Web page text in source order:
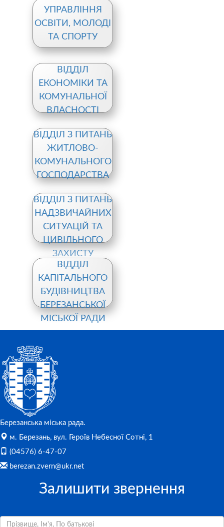
УПРАВЛІННЯ
ОСВІТИ, МОЛОДІ
ТА СПОРТУ
ВІДДІЛ
ЕКОНОМІКИ ТА
КОМУНАЛЬНОЇ
ВЛАСНОСТІ
ВІДДІЛ З ПИТАНЬ
ЖИТЛОВО-
КОМУНАЛЬНОГО
ГОСПОДАРСТВА
ВІДДІЛ З ПИТАНЬ
НАДЗВИЧАЙНИХ
СИТУАЦІЙ ТА
ЦИВІЛЬНОГО
ЗАХИСТУ
НАСЕЛЕННЯ
ВІДДІЛ
КАПІТАЛЬНОГО
БУДІВНИЦТВА
БЕРЕЗАНСЬКОЇ
МІСЬКОЇ РАДИ
Березанська міська рада.
м. Березань, вул. Героїв Небесної Сотні, 1
(04576) 6-47-07
berezan.zvern@ukr.net
Залишити звернення